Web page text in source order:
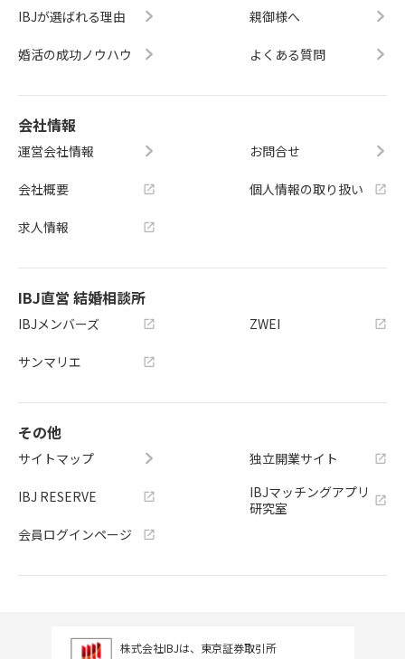
IBJが選ばれる理由
婚活の成功ノウハウ
親御様へ
よくある質問
会社情報
運営会社情報
会社概要
求人情報
お問合せ
個人情報の取り扱い
IBJ直営 結婚相談所
IBJメンバーズ
サンマリエ
ZWEI
その他
サイトマップ
IBJ RESERVE
会員ログインページ
独立開業サイト
IBJマッチングアプリ
研究室
株式会社IBJは、東京証券取引所